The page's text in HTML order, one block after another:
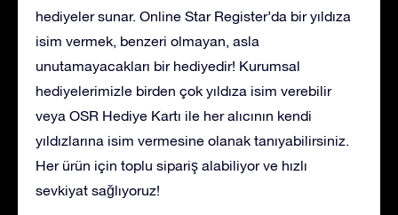
hediyeler sunar. Online Star Register’da bir yıldıza
isim vermek, benzeri olmayan, asla
unutamayacakları bir hediyedir! Kurumsal
hediyelerimizle birden çok yıldıza isim verebilir
veya OSR Hediye Kartı ile her alıcının kendi
yıldızlarına isim vermesine olanak tanıyabilirsiniz.
Her ürün için toplu sipariş alabiliyor ve hızlı
sevkiyat sağlıyoruz!